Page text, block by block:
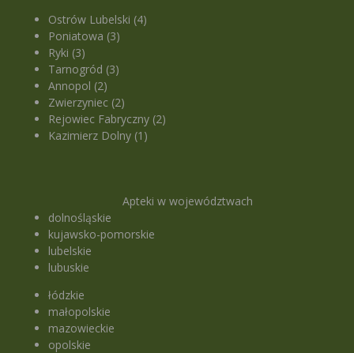
Ostrów Lubelski (4)
Poniatowa (3)
Ryki (3)
Tarnogród (3)
Annopol (2)
Zwierzyniec (2)
Rejowiec Fabryczny (2)
Kazimierz Dolny (1)
Apteki w województwach
dolnośląskie
kujawsko-pomorskie
lubelskie
lubuskie
łódzkie
małopolskie
mazowieckie
opolskie